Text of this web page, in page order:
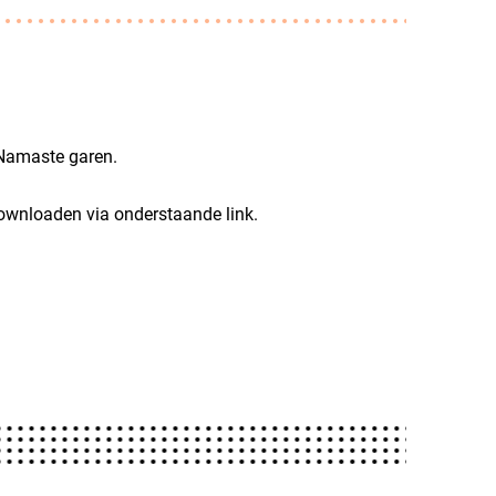
garen.
via onderstaande link.